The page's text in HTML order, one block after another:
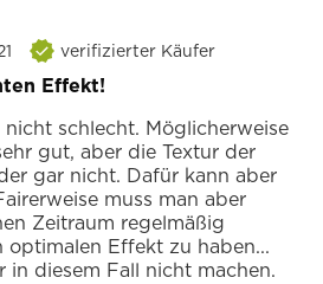
verifizierter Käufer
Effekt!
schlecht. Möglicherweise
gut, aber die Textur der
gar nicht. Dafür kann aber
muss man aber
Zeitraum regelmäßig
optimalen Effekt zu haben...
in diesem Fall nicht machen.